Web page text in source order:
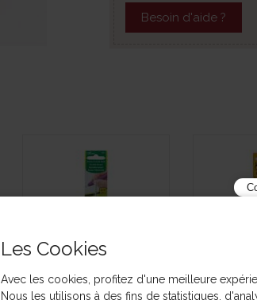
Besoin d'aide ?
Crochet Clover amour
Crochet
Les Cookies
Avec les cookies, profitez d'une meilleure
Nous les utilisons à des fins de statistiques,